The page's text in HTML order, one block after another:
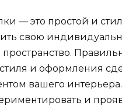
— это простой и
свою
пространство.
и оформления
вашего
и